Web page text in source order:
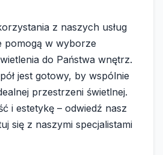
z naszych usług
pomogą w wyborze
do Państwa wnętrz.
jest gotowy, by wspólnie
przestrzeni świetlnej.
i estetykę – odwiedź nasz
się z naszymi specjalistami